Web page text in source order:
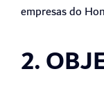
empresas do
2.